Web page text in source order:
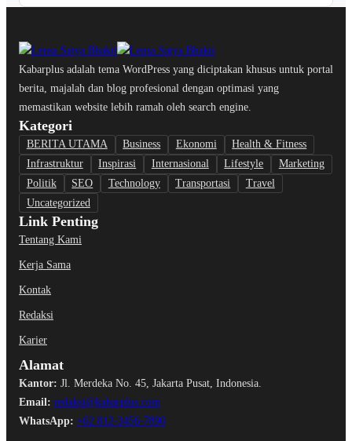
Kabarplus adalah tema WordPress yang diciptakan khusus untuk portal
berita, majalah dan blog profesional dengan optimasi yang
memastikan website lebih ramah oleh search engine.
Kategori
BERITA UTAMA Business Ekonomi
Health & Fitness
Infrastruktur
Inspirasi Internasional Lifestyle
Marketing
Politik
SEO Technology Transportasi
Travel
Uncategorized
Link Penting
Tentang Kami
Kerja Sama
Kontak
Redaksi
Karier
Alamat
Kantor: Jl. Merdeka No. 45, Jakarta Pusat, Indonesia.
Email: redaksi@kabarplus.com
WhatsApp: +62 812-3456-7890